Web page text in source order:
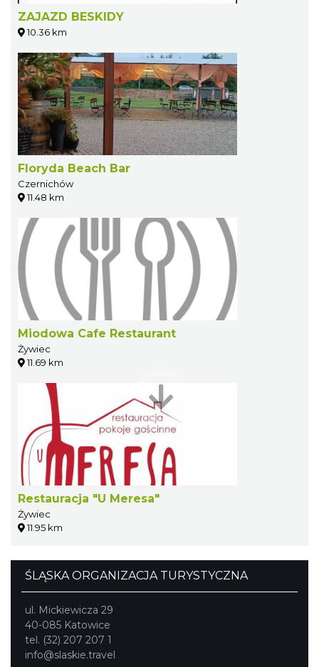
ZAJAZD BESKIDY
10.36 km
Floryda Beach Bar
Czernichów
11.48 km
Miodowa Cafe Restaurant
Żywiec
11.69 km
Restauracja "U Meresa"
Żywiec
11.95 km
ŚLĄSKA ORGANIZACJA TURYSTYCZNA
ul. Mickiewicza 29
40-085 Katowice
tel. (32) 207 207 1
info@slaskie.travel